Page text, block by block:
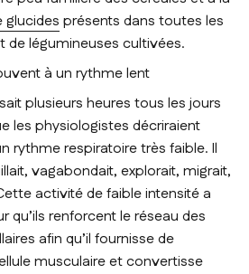
glucides présents dans toutes les
de légumineuses cultivées.
à un rythme lent
plusieurs heures tous les jours
les physiologistes décriraient
rythme respiratoire très faible. Il
vagabondait, explorait, migrait,
activité de faible intensité a
qu’ils renforcent le réseau des
afin qu’il fournisse de
musculaire et convertisse